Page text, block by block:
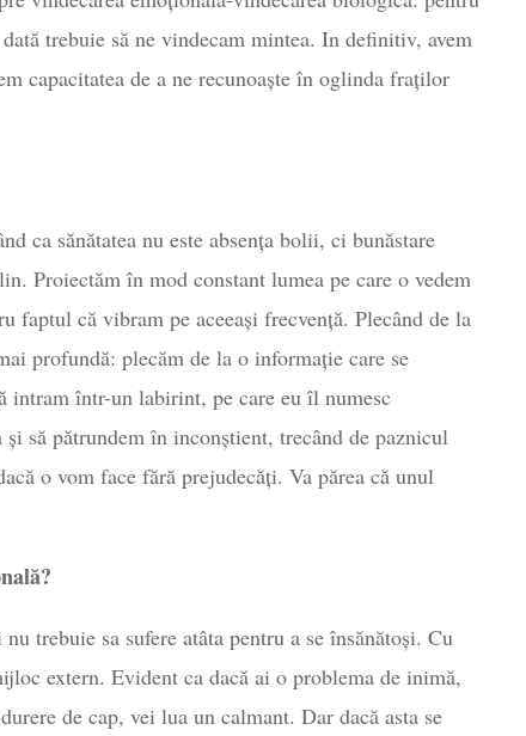
trebuie să ne vindecam mintea. In definitiv, avem
capacitatea de a ne recunoaște în oglinda fraților
ca sănătatea nu este absența bolii, ci bunăstare
Proiectăm în mod constant lumea pe care o vedem
faptul că vibram pe aceeași frecvență. Plecând de la
profundă: plecăm de la o informație care se
intram într-un labirint, pe care eu îl numesc
să pătrundem în inconștient, trecând de paznicul
o vom face fără prejudecăți. Va părea că unul
trebuie sa sufere atâta pentru a se însănătoși. Cu
extern. Evident ca dacă ai o problema de inimă,
de cap, vei lua un calmant. Dar dacă asta se